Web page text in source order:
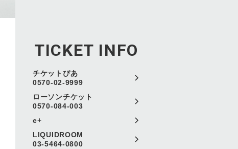
TICKET INFO
チケットぴあ
0570-02-9999
ローソンチケット
0570-084-003
e+
LIQUIDROOM
03-5464-0800